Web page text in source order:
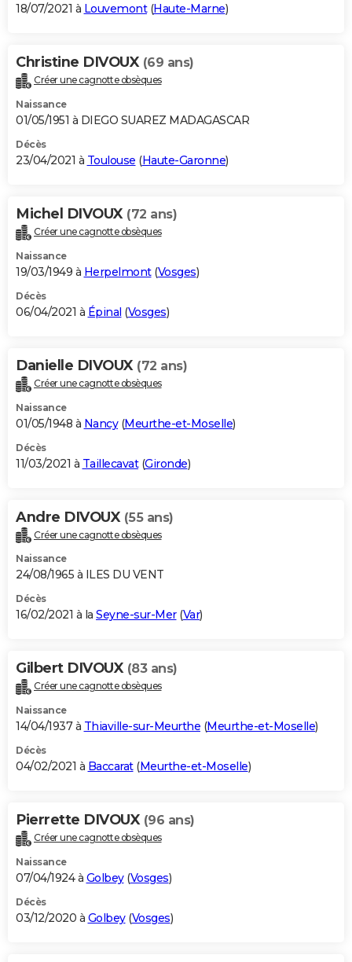
18/07/2021 à Louvemont(Haute-Marne)
Christine DIVOUX (69 ans)
Créer une cagnotte obsèques
Naissance
01/05/1951 à DIEGO SUAREZ MADAGASCAR
Décès
23/04/2021 à Toulouse (Haute-Garonne)
Michel DIVOUX (72 ans)
Créer une cagnotte obsèques
Naissance
19/03/1949 à Herpelmont(Vosges)
Décès
06/04/2021 à Épinal (Vosges)
Danielle DIVOUX (72 ans)
Créer une cagnotte obsèques
Naissance
01/05/1948 à Nancy(Meurthe-et-Moselle)
Décès
11/03/2021 à Taillecavat(Gironde)
Andre DIVOUX (55 ans)
Créer une cagnotte obsèques
Naissance
24/08/1965 à ILES DU VENT
Décès
16/02/2021 à la Seyne-sur-Mer(Var)
Gilbert DIVOUX (83 ans)
Créer une cagnotte obsèques
Naissance
14/04/1937 à Thiaville-sur-Meurthe (Meurthe-et-Moselle)
Décès
04/02/2021 à Baccarat(Meurthe-et-Moselle)
Pierrette DIVOUX (96 ans)
Créer une cagnotte obsèques
Naissance
07/04/1924 à Golbey(Vosges)
Décès
03/12/2020 à Golbey(Vosges)